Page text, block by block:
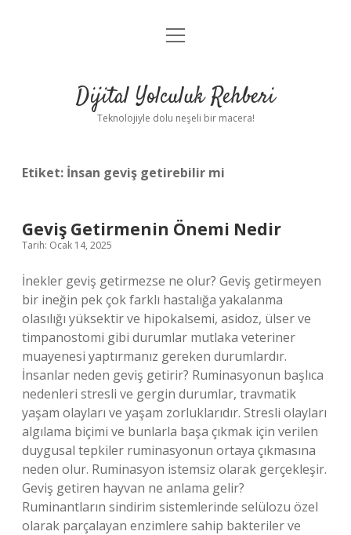
Anasayfa
Yasal Uyarı
menüyü
Dijital Yolculuk Rehberi
Teknolojiyle dolu neşeli bir macera!
Etiket: İnsan geviş getirebilir mi
Geviş Getirmenin Önemi Nedir
Tarih: Ocak 14, 2025
İnekler geviş getirmezse ne olur? Geviş getirmeyen
bir ineğin pek çok farklı hastalığa yakalanma
olasılığı yüksektir ve hipokalsemi, asidoz, ülser ve
timpanostomi gibi durumlar mutlaka veteriner
muayenesi yaptırmanız gereken durumlardır.
İnsanlar neden geviş getirir? Ruminasyonun başlıca
nedenleri stresli ve gergin durumlar, travmatik
yaşam olayları ve yaşam zorluklarıdır. Stresli olayları
algılama biçimi ve bunlarla başa çıkmak için verilen
duygusal tepkiler ruminasyonun ortaya çıkmasına
neden olur. Ruminasyon istemsiz olarak gerçekleşir.
Geviş getiren hayvan ne anlama gelir?
Ruminantların sindirim sistemlerinde selülozu özel
olarak parçalayan enzimlere sahip bakteriler ve